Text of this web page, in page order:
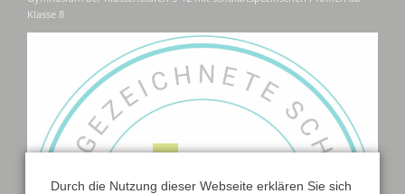
Klasse 8
Durch die Nutzung dieser Webseite erklären Sie sich